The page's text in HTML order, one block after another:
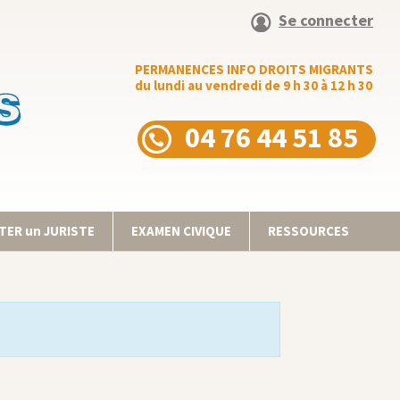
Se connecter
PERMANENCES INFO DROITS MIGRANTS
du lundi au vendredi de 9 h 30 à 12 h 30
04 76 44 51 85
un JURISTE EXAMEN CIVIQUE RESSOURCES